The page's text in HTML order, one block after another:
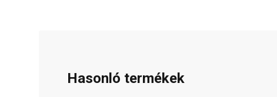
Hasonló termékek